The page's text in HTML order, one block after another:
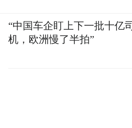
“中国车企盯上下一批十亿司
机，欧洲慢了半拍”